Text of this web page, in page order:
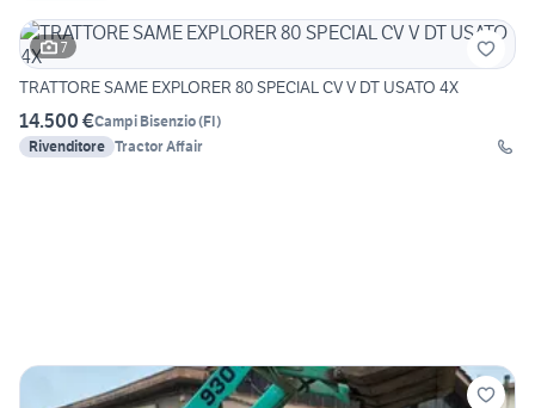
7
TRATTORE SAME EXPLORER 80 SPECIAL CV V DT USATO 4X
14.500 €Campi Bisenzio(FI)
Rivenditore Tractor Affair